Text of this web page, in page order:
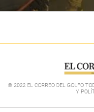
© 2022 EL CORREO DEL GOLFO
Y